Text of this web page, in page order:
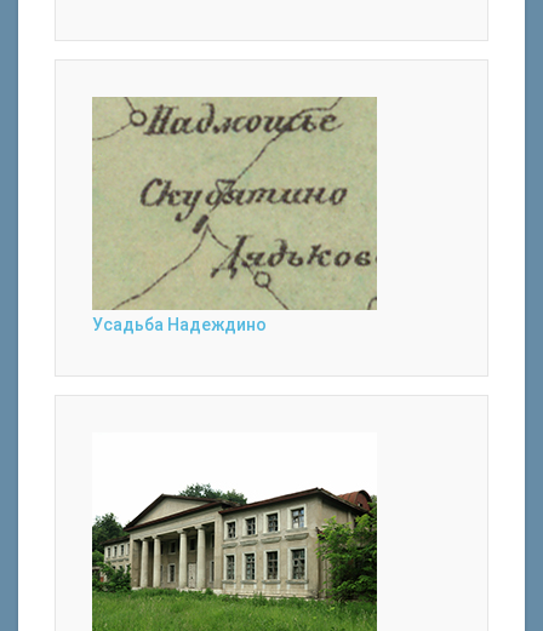
Усадьба Надеждино